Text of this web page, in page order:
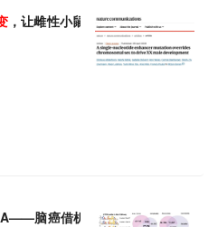
，让雌性小鼠长出睾丸
脑癌借机作祟，修复之路初现曙